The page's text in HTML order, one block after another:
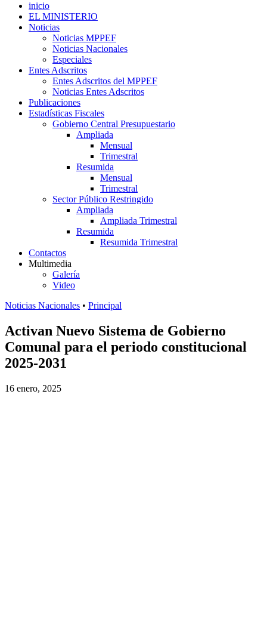
inicio
EL MINISTERIO
Noticias
Noticias MPPEF
Noticias Nacionales
Especiales
Entes Adscritos
Entes Adscritos del MPPEF
Noticias Entes Adscritos
Publicaciones
Estadísticas Fiscales
Gobierno Central Presupuestario
Ampliada
Mensual
Trimestral
Resumida
Mensual
Trimestral
Sector Público Restringido
Ampliada
Ampliada Trimestral
Resumida
Resumida Trimestral
Contactos
Multimedia
Galería
Video
Noticias Nacionales • Principal
Activan Nuevo Sistema de Gobierno
Comunal para el periodo constitucional
2025-2031
16 enero, 2025